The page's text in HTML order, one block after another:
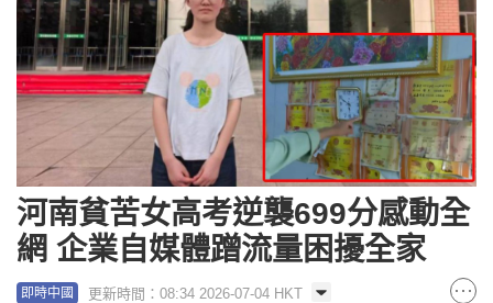
河南貧苦女高考逆襲699分感動全
網 企業自媒體蹭流量困擾全家
即時中國 更新時間：08:34 2026-07-04 HKT